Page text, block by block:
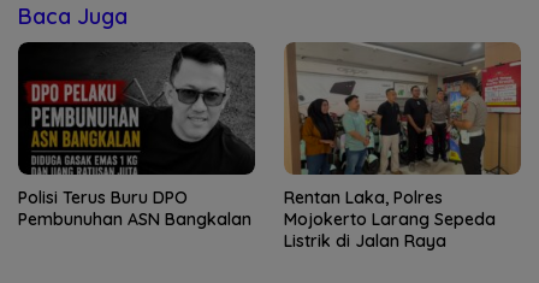
Baca Juga
Polisi Terus Buru DPO
Pembunuhan ASN Bangkalan
Rentan Laka, Polres
Mojokerto Larang Sepeda
Listrik di Jalan Raya